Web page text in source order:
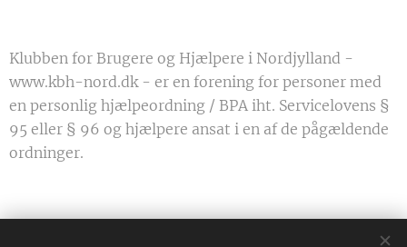
Klubben for Brugere og Hjælpere i Nordjylland -
www.kbh-nord.dk - er en forening for personer med
en personlig hjælpeordning / BPA iht. Servicelovens §
95 eller § 96 og hjælpere ansat i en af de pågældende
ordninger.